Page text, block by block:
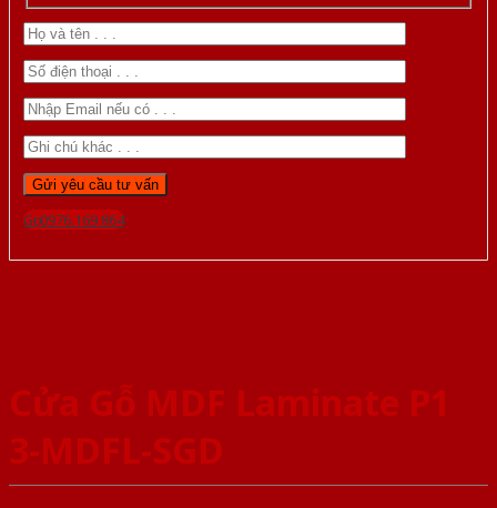
Gọi 0976.169.864
Cửa Gỗ MDF Laminate P1
3-MDFL-SGD